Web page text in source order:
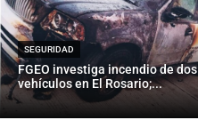
SEGURIDAD
FGEO investiga incendio de dos
vehículos en El Rosario;...